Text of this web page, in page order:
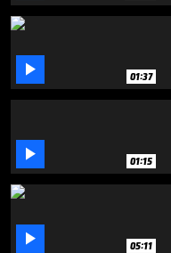
 01:37
 01:15
 05:11